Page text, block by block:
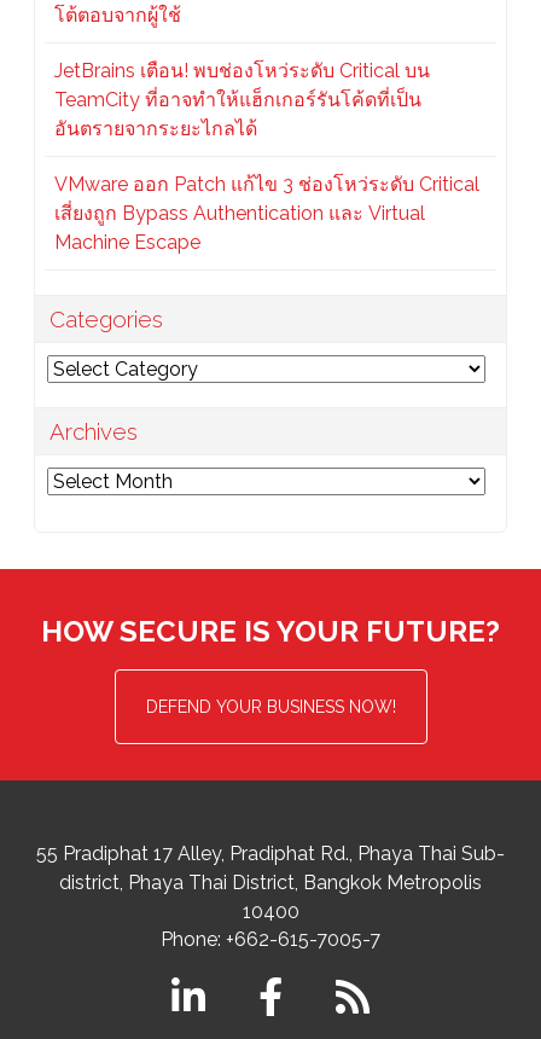
โต้ตอบจากผู้ใช้
JetBrains เตือน! พบช่องโหว่ระดับ Critical บน
TeamCity ที่อาจทำให้แฮ็กเกอร์รันโค้ดที่เป็น
อันตรายจากระยะไกลได้
VMware ออก Patch แก้ไข 3 ช่องโหว่ระดับ Critical
เสี่ยงถูก Bypass Authentication และ Virtual
Machine Escape
Categories
Categories
Archives
Archives
HOW SECURE IS YOUR FUTURE?
DEFEND YOUR BUSINESS NOW!
55 Pradiphat 17 Alley, Pradiphat Rd., Phaya Thai Sub-
district Phaya Thai District, Bangkok Metropolis
10400
Phone: +662-615-7005-7